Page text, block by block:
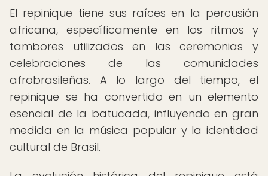
El repinique tiene sus raíces en la percusión
africana, específicamente en los ritmos y
tambores utilizados en las ceremonias y
celebraciones de las comunidades
afrobrasileñas. A lo largo del tiempo, el
repinique se ha convertido en un elemento
esencial de la batucada, influyendo en gran
medida en la música popular y la identidad
cultural de Brasil.